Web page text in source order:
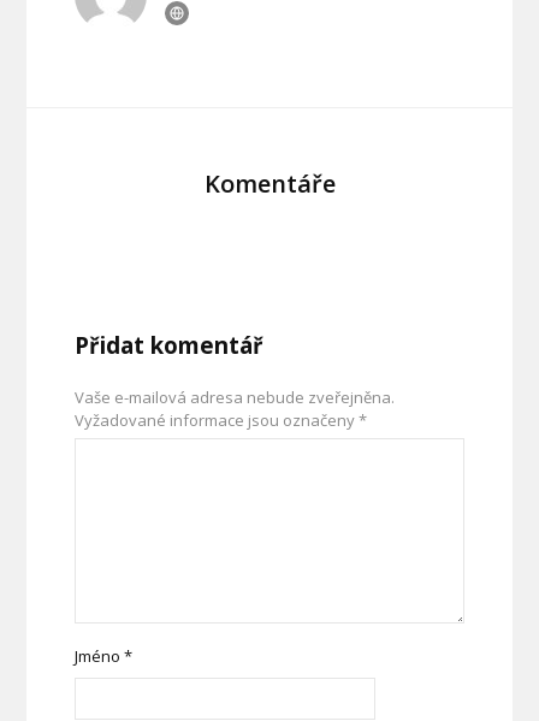
Komentáře
Přidat komentář
Vaše e-mailová adresa nebude zveřejněna.
Vyžadované informace jsou označeny*
Jméno*